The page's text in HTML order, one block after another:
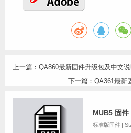
上一篇： QA860最新固件升级包及中文
下一篇： QA361最新
MUB5 固